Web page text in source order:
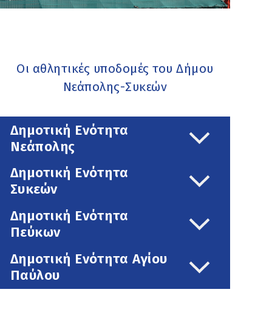
Οι αθλητικές υποδομές του Δήμου
Νεάπολης-Συκεών
Δημοτική Ενότητα
Νεάπολης
Δημοτική Ενότητα
Συκεών
Δημοτική Ενότητα
Πεύκων
Δημοτική Ενότητα Αγίου
Παύλου